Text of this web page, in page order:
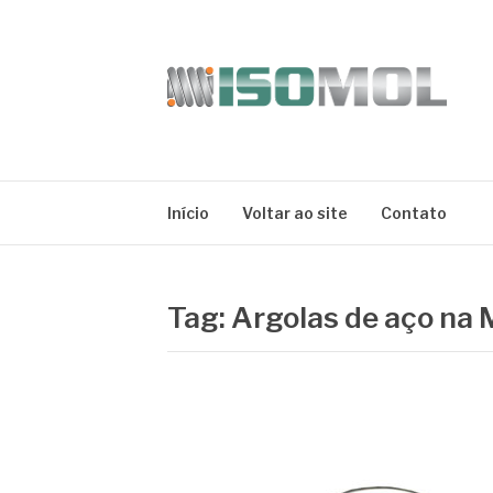
Início Voltar ao site Contato
Tag: Argolas de aço na